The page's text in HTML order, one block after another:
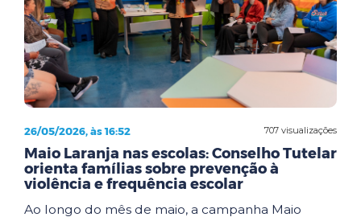
707 visualizações
26/05/2026, às 16:52
Maio Laranja nas escolas: Conselho Tutelar
orienta famílias sobre prevenção à
violência e frequência escolar
Ao longo do mês de maio, a campanha Maio